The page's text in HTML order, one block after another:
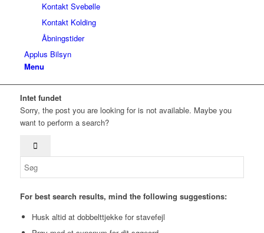
Kontakt Svebølle
Kontakt Kolding
Åbningstider
Applus Bilsyn
Menu
Intet fundet
Sorry, the post you are looking for is not available. Maybe you
want to perform a search?
For best search results, mind the following suggestions:
Husk altid at dobbelttjekke for stavefejl